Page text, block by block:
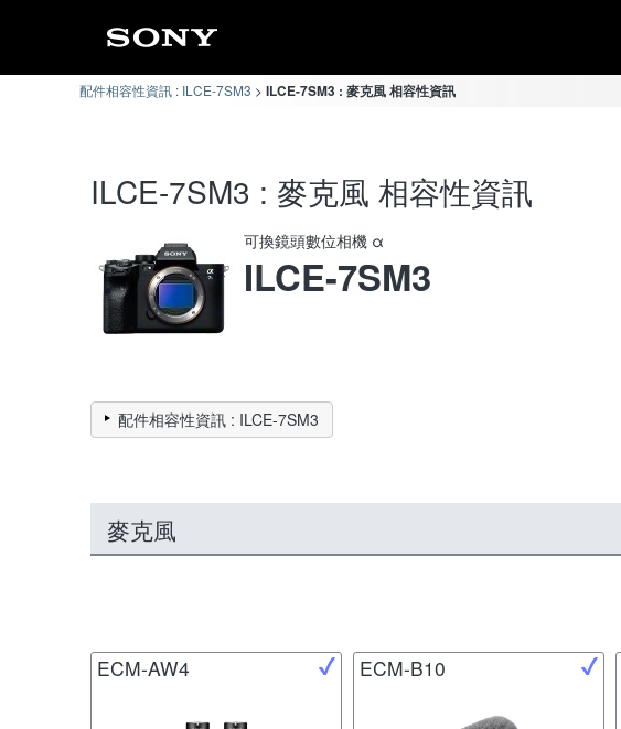
配件相容性資訊 : ILCE-7SM3 ILCE-7SM3 : 麥克風 相容性資訊
ILCE-7SM3 : 麥克風 相容性資訊
可換鏡頭數位相機 α
ILCE-7SM3
配件相容性資訊 : ILCE-7SM3
麥克風
ECM-AW4 ECM-B10